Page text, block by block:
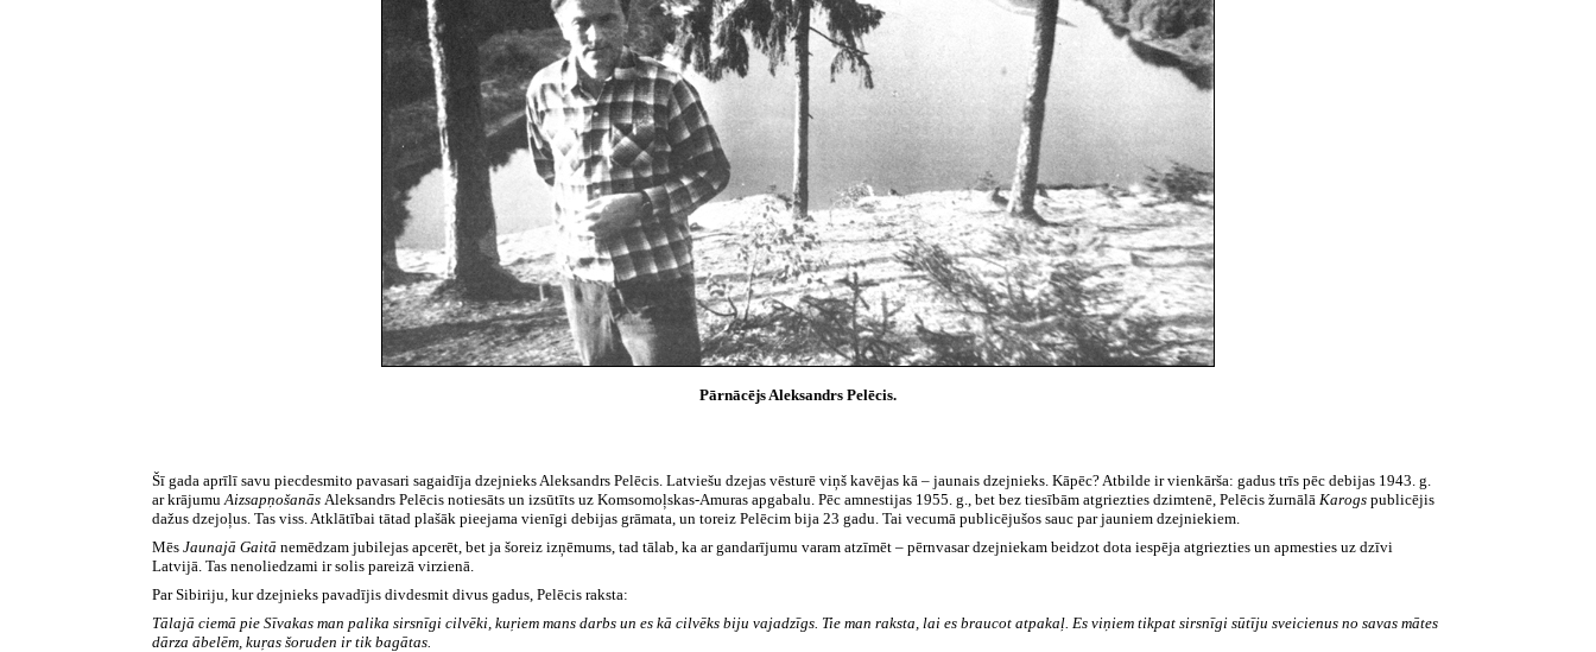
Pārnācējs Aleksandrs Pelēcis.
Šī gada aprīlī savu piecdesmito pavasari sagaidīja dzejnieks Aleksandrs Pelēcis. Latviešu dzejas vēsturē viņš kavējas kā – jaunais dzejnieks. Kāpēc? Atbilde ir vienkārša: gadus trīs pēc debijas 1943.g.
ar krājumuAizsapņošanāsAleksandrs Pelēcis notiesāts un izsūtīts uz Komsomoļskas-Amuras apgabalu. Pēc amnestijas 1955.g., bet bez tiesībām atgriezties dzimtenē, Pelēcis žurnālāKarogspublicējis
dažus dzejoļus. Tas viss. Atklātībai tātad plašāk pieejama vienīgi debijas grāmata, un toreiz Pelēcim bija23gadu. Tai vecumā publicējušos sauc par jauniem dzejniekiem.
MēsJaunajā Gaitānemēdzam jubilejas apcerēt, bet ja šoreiz izņēmums, tad tālab, ka ar gandarījumu varam atzīmēt – pērnvasar dzejniekam beidzot dota iespēja atgriezties un apmesties uz dzīvi
Latvijā. Tas nenoliedzami ir solis pareizā virzienā.
Par Sibiriju, kur dzejnieks pavadījis divdesmit divus gadus, Pelēcis raksta:
Tālajā ciemā pie Sīvakas man palika sirsnīgi cilvēki, kuŗiem mans darbs un es kā cilvēks biju vajadzīgs. Tie man raksta, lai es braucot atpakaļ. Es viņiem tikpat sirsnīgi sūtīju sveicienus no savas mātes
dārza ābelēm, kuŗas šoruden ir tik bagātas.